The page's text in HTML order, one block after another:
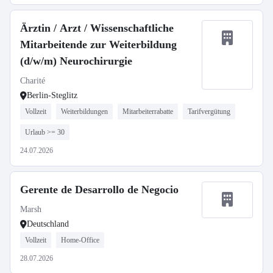
Ärztin / Arzt / Wissenschaftliche
Mitarbeitende zur Weiterbildung
(d/w/m) Neurochirurgie
Charité
Berlin-Steglitz
Vollzeit Weiterbildungen Mitarbeiterrabatte Tarifvergütung
Urlaub >= 30
24.07.2026
Gerente de Desarrollo de Negocio
Marsh
Deutschland
Vollzeit Home-Office
28.07.2026